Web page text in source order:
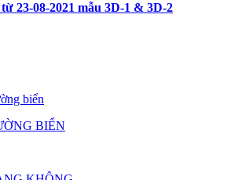
23-08-2021 mẫu 3D-1 & 3D-2
BIỂN